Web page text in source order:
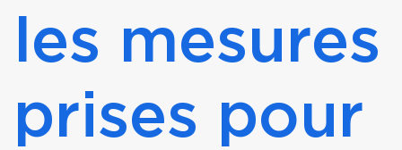
les mesures
prises pour